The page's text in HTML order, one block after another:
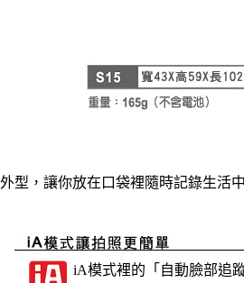
外型，讓你放在口袋裡隨時記錄生活
iA模式裡的「自動臉部追